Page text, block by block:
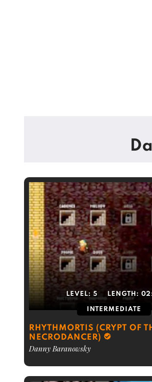
LEVEL:5 LENGTH:
INTERMEDIATE
RHYTHMORTIS (CRYPT OF
NECRODANCER)
Danny Baranowsky